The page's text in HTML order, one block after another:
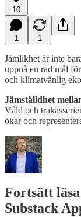
10
1 1
Jämlikhet är inte
uppnå en rad mål
och klimatvänlig
Jämställdhet
Våld och
ökar och
Fortsätt
Substack